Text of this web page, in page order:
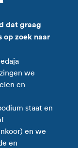
dat graag
op zoek naar
we
en
staat en
en we
en